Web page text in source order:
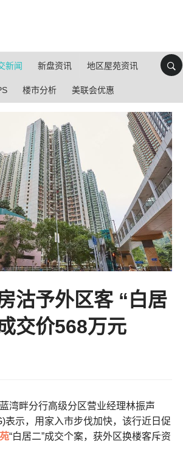
新闻 新盘资讯 地区屋苑资讯
楼市分析 美联会优惠
沽予外区客 “白居
交价568万元
湾畔分行高级分区营业经理林振声
表示，用家入市步伐加快，该行近日促
“白居二”成交个案，获外区换楼客斥资